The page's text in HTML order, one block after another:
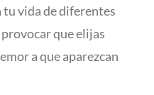
tu vida de diferentes
que elijas
a que aparezcan